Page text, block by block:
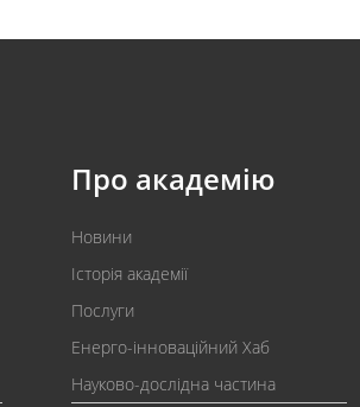
Про академію
Новини
Історія академії
Послуги
Енерго-інноваційний Хаб
Науково-дослідна частина